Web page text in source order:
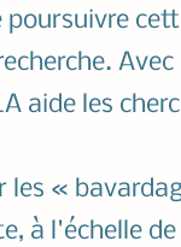
poursuivre
aide les
les «
à l'échelle